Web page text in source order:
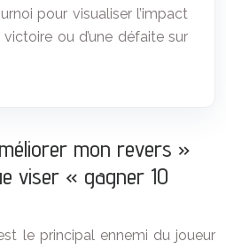
pour visualiser l’impact
victoire ou d’une défaite sur
mon revers »
viser « gagner 10
le principal ennemi du joueur